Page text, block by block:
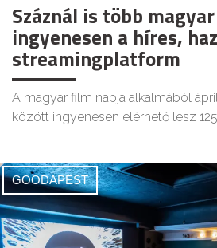
Száznál is több
ingyenesen a híres,
streamingplatform
A magyar film napja alkalmából
között ingyenesen elérhető lesz
GOODAPEST